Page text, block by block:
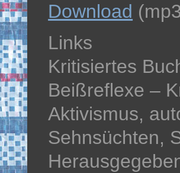
Download
Links
Kritisiertes
Beißreflexe –
Aktivismus,
Sehnsüchten,